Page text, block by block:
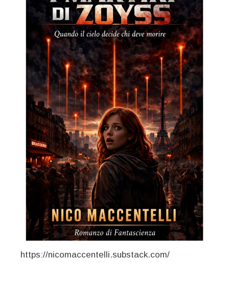
https://nicomaccentelli.substack.com/